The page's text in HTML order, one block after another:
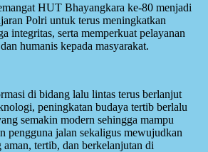
HUT Bhayangkara ke-80 menjadi
Polri untuk terus meningkatkan
integritas, serta memperkuat pelayanan
humanis kepada masyarakat.
di bidang lalu lintas terus berlanjut
peningkatan budaya tertib berlalu
semakin modern sehingga mampu
pengguna jalan sekaligus mewujudkan
aman, tertib, dan berkelanjutan di